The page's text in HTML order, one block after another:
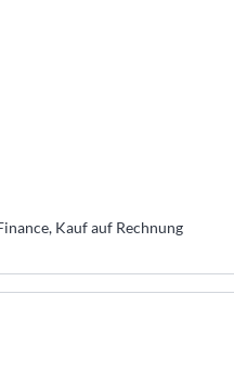
Kauf auf Rechnung